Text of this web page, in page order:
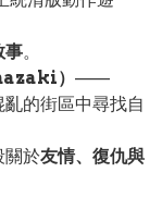
事。
） ——
的街區中尋找自
關於友情、復仇與